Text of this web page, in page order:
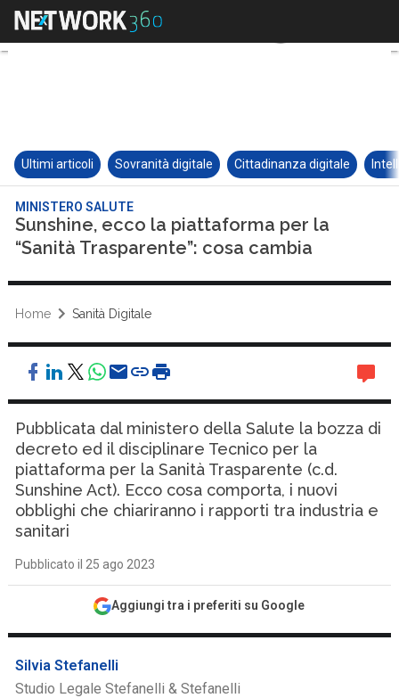
Ultimi articoli Sovranità digitale Cittadinanza digitale
MINISTERO SALUTE
Sunshine, ecco la piattaforma per la
“Sanità Trasparente”: cosa cambia
Home Sanità Digitale
Pubblicata dal ministero della Salute la bozza di
decreto ed il disciplinare Tecnico per la
piattaforma per la Sanità Trasparente (c.d.
Sunshine Act). Ecco cosa comporta, i nuovi
obblighi che chiariranno i rapporti tra industria e
sanitari
Pubblicato il 25 ago 2023
Aggiungi tra i preferiti su Google
Silvia Stefanelli
Studio Legale Stefanelli & Stefanelli